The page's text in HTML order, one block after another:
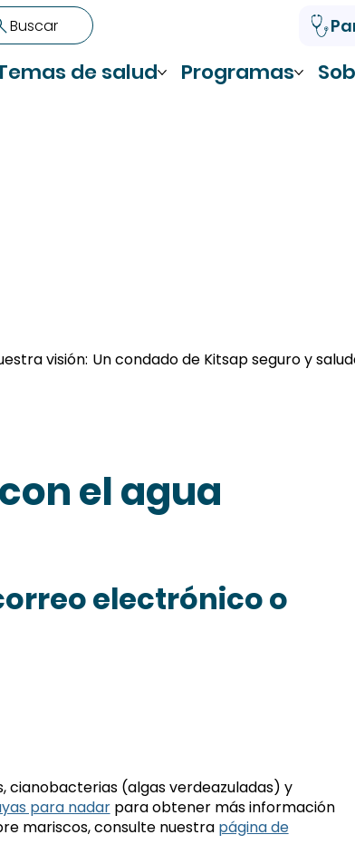
Buscar
de salud Programas
visión: Un condado de Kitsap seguro y
el agua
electrónico o
cianobacterias (algas verdeazuladas) y
para nadarpara obtener más información
mariscos, consulte nuestra página de